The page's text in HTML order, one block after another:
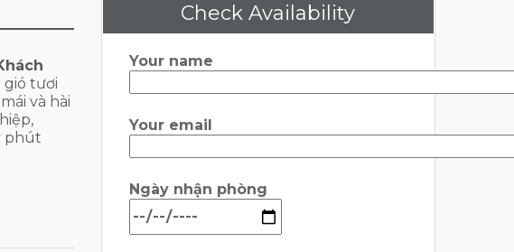
tươi
và hài
phút
Check Availability
Your name
Your email
Ngày nhận phòng